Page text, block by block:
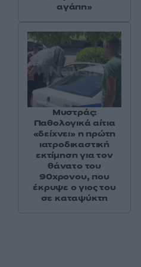
αγάπη»
Μυστράς:
Παθολογικά αίτια
«δείχνει» η πρώτη
ιατροδικαστική
εκτίμηση για τον
θάνατο του
90χρονου, που
έκρυψε ο γιος του
σε καταψύκτη